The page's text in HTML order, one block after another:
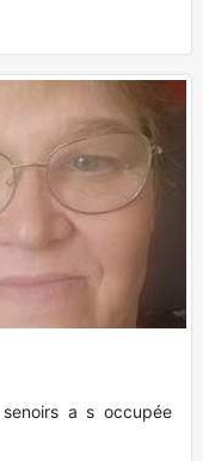
a s occupée